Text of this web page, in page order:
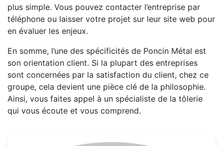
plus simple. Vous pouvez contacter l’entreprise par
téléphone ou laisser votre projet sur leur site web pour
en évaluer les enjeux.
En somme, l’une des spécificités de Poncin Métal est
son orientation client. Si la plupart des entreprises
sont concernées par la satisfaction du client, chez ce
groupe, cela devient une pièce clé de la philosophie.
Ainsi, vous faites appel à un spécialiste de la tôlerie
qui vous écoute et vous comprend.